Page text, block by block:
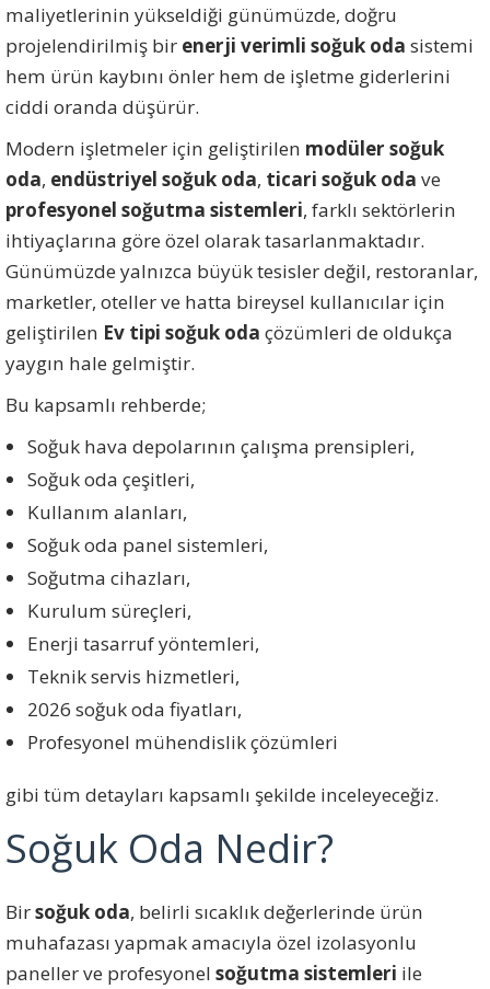
maliyetlerinin yükseldiği günümüzde, doğru
projelendirilmiş bir enerji verimli soğuk oda sistemi
hem ürün kaybını önler hem de işletme giderlerini
ciddi oranda düşürür.
Modern işletmeler için geliştirilen modüler soğuk
oda, endüstriyel soğuk oda, ticari soğuk oda ve
profesyonel soğutma sistemleri, farklı sektörlerin
ihtiyaçlarına göre özel olarak tasarlanmaktadır.
Günümüzde yalnızca büyük tesisler değil, restoranlar,
marketler, oteller ve hatta bireysel kullanıcılar için
geliştirilen Ev tipi soğuk oda çözümleri de oldukça
yaygın hale gelmiştir.
Bu kapsamlı rehberde;
Soğuk hava depolarının çalışma prensipleri,
Soğuk oda çeşitleri,
Kullanım alanları,
Soğuk oda panel sistemleri,
Soğutma cihazları,
Kurulum süreçleri,
Enerji tasarruf yöntemleri,
Teknik servis hizmetleri,
2026 soğuk oda fiyatları,
Profesyonel mühendislik çözümleri
gibi tüm detayları kapsamlı şekilde inceleyeceğiz.
Soğuk Oda Nedir?
Birsoğuk oda, belirli sıcaklık değerlerinde ürün
muhafazası yapmak amacıyla özel izolasyonlu
paneller ve profesyonel soğutma sistemleri ile